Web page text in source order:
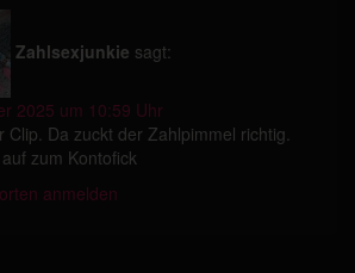
Zahlsexjunkie sagt:
2025 um 10:59 Uhr
Clip. Da zuckt der Zahlpimmel richtig.
zum Kontofick
anmelden